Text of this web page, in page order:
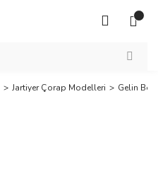
Jartiyer Çorap Modelleri Gelin